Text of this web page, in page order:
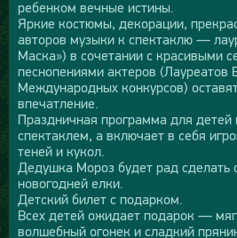
ребенком вечные истины.
Яркие костюмы, декорации,
авторов музыки к спектаклю —
Маска») в сочетании с красивыми
песнопениями актеров (Лауреатов
Международных конкурсов)
впечатление.
Праздничная программа для детей
спектаклем, а включает в себя
теней и кукол.
Дедушка Мороз будет рад сделать
новогодней елки.
Детский билет с подарком.
Всех детей ожидает подарок —
волшебный огонек и сладкий